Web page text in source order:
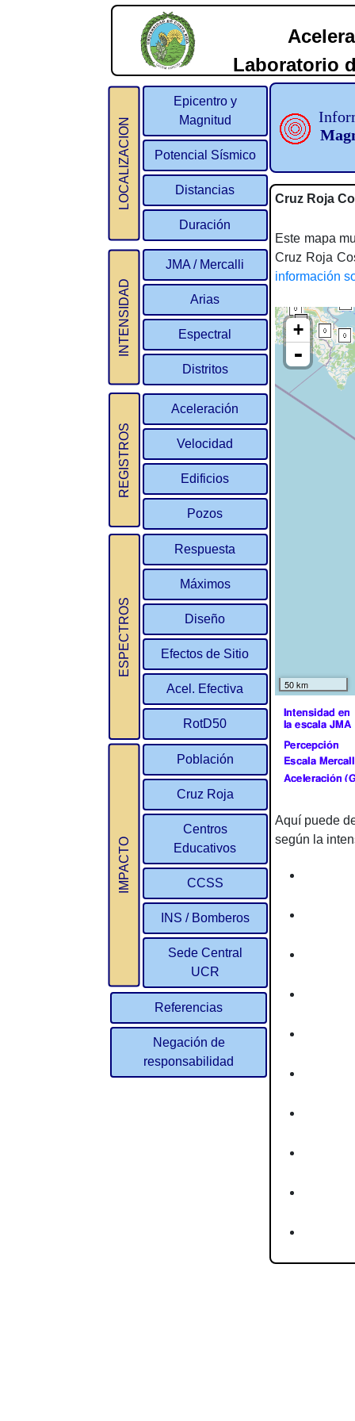
Laboratorio
2
LOCALIZACION
Epicentro y
Magnitud
Potencial Sísmico
Distancias
Duración
INTENSIDAD
JMA / Mercalli
Arias
Espectral
Distritos
REGISTROS
Aceleración
Velocidad
Edificios
Pozos
ESPECTROS
Respuesta
Máximos
Diseño
Efectos de Sitio
Acel. Efectiva
RotD50
IMPACTO
Población
Cruz Roja
Centros
Educativos
CCSS
INS / Bomberos
Sede Central
UCR
Referencias
Negación de
responsabilidad
Cruz Roja
Este mapa
Cruz Roja
información
Aquí puede
según la